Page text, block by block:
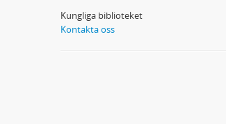
Kungliga biblioteket
Kontakta oss